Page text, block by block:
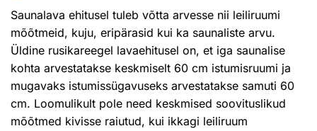
Saunalava ehitusel tuleb võtta arvesse nii leiliruumi
mõõtmeid, kuju, eripärasid kui ka saunaliste arvu.
Üldine rusikareegel lavaehitusel on, et iga saunalise
kohta arvestatakse keskmiselt 60 cm istumisruumi ja
mugavaks istumissügavuseks arvestatakse samuti 60
cm. Loomulikult pole need keskmised soovituslikud
mõõtmed kivisse raiutud, kui ikkagi leiliruum